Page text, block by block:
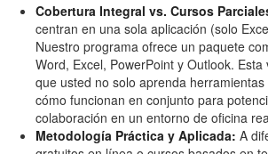
Cobertura Integral vs. Cursos
centran en una sola aplicación (solo
Nuestro programa ofrece un paquete
Word, Excel, PowerPoint y Outlook.
que usted no solo aprenda
cómo funcionan en conjunto para
colaboración en un entorno de oficina
Metodología Práctica y Aplicada: A